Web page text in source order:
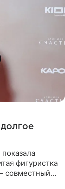
фигуристка
совместный